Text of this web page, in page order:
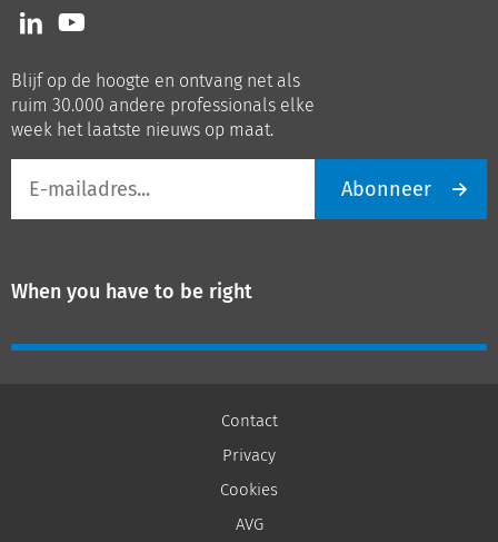
Volg
ons
LinkedIn
Volg
ons
Youtube
Blijf op de hoogte en ontvang net als
ruim 30.000 andere professionals elke
week het laatste nieuws op maat.
mailadres
Abonneer
When you have to be right
Contact
Privacy
Cookies
AVG